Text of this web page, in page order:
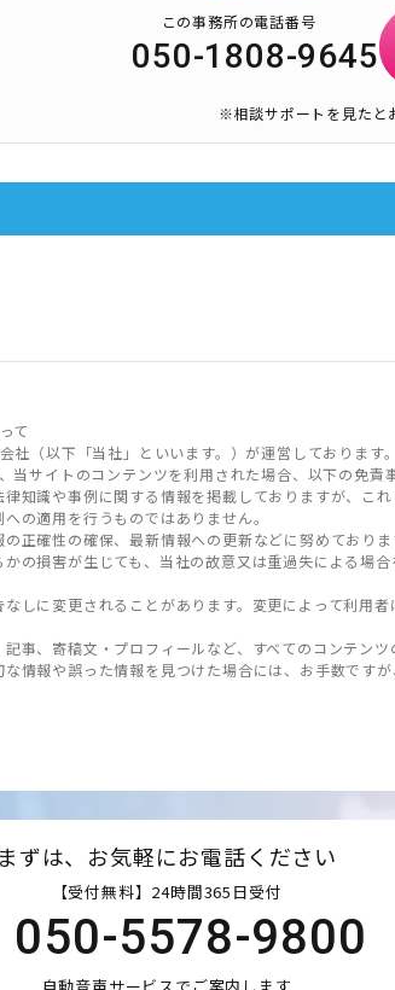
この事務所の電話番号
050-1808-9645
※相談サポートを見たと
て
社（以下「当社」といいます。）が運営しておりま
当サイトのコンテンツを利用された場合、以下の免責
知識や事例に関する情報を掲載しておりますが、こ
の適用を行うものではありません。
正確性の確保、最新情報への更新などに努めており
の損害が生じても、当社の故意又は重過失による場
しに変更されることがあります。変更によって利用
事、寄稿文・プロフィールなど、すべてのコンテン
情報や誤った情報を見つけた場合には、お手数です
まずは、お気軽にお電話ください
【受付無料】24時間365日受付
050-5578-9800